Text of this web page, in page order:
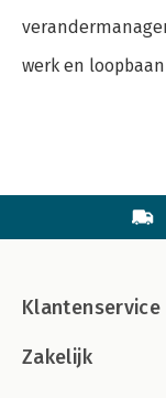
werk en loopbaan
Klantenservice
Zakelijk